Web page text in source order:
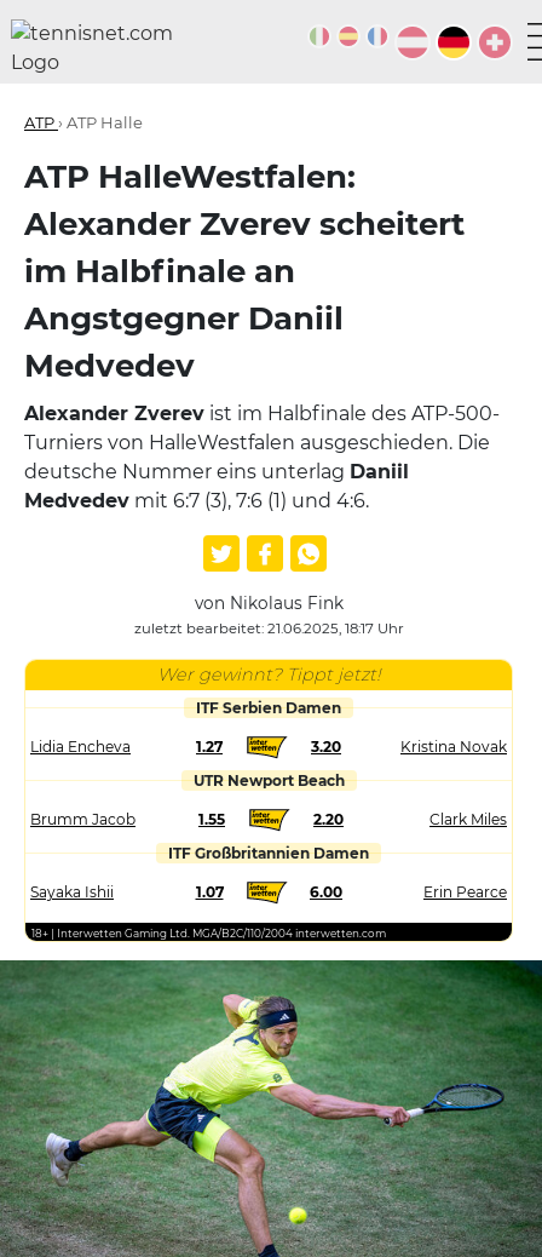
ATP› ATP Halle
ATP HalleWestfalen:
Alexander Zverev scheitert
im Halbfinale an
Angstgegner Daniil
Medvedev
Alexander Zverev ist im Halbfinale des ATP-500-
Turniers von HalleWestfalen ausgeschieden. Die
deutsche Nummer eins unterlag Daniil
Medvedev mit 6:7 (3), 7:6 (1) und 4:6.
von Nikolaus Fink
zuletzt bearbeitet: 21.06.2025, 18:17 Uhr
Wer gewinnt? Tippt jetzt!
ITF Serbien Damen
Lidia Encheva 1.27 3.20
Kristina Novak
UTR Newport Beach
Brumm Jacob 1.55 2.20
Clark Miles
ITF Großbritannien Damen
Sayaka Ishii 1.07 6.00 Erin Pearce
18+ | Interwetten Gaming Ltd. MGA/B2C/110/2004 interwetten.com